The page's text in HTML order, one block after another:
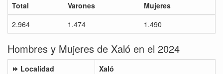
Total Varones
Mujeres
2.964
1.474 1.490
Hombres y Mujeres de Xaló en el 2024
⏩ Localidad Xaló